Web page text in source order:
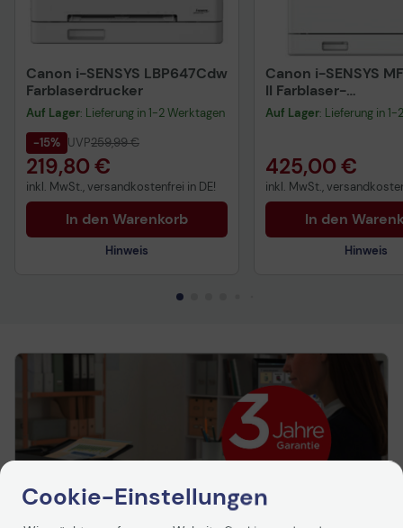
Canon i-SENSYS LBP647Cdw
Farblaserdrucker
Auf Lager: Lieferung in 1-2 Werktagen
-15% UVP259,99 €
219,80 €
inkl. MwSt., versandkostenfrei in DE!
In den Warenkorb
Hinweis
gemäß der EU-
Canon i-SENSYS
II Farblaser-
Auf Lager: Lieferung in
425,00 €
inkl. MwSt.,
In den
Hinweis
gemäß der EU-
Datenverordnung
Cookie-Einstellungen